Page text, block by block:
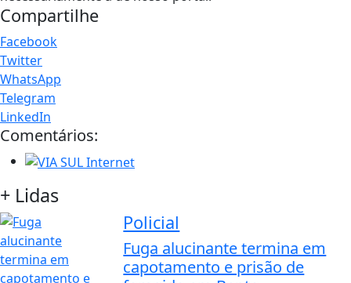
Compartilhe
Facebook
Twitter
WhatsApp
Telegram
LinkedIn
Comentários:
+ Lidas
Policial
Fuga alucinante termina em
capotamento e prisão de